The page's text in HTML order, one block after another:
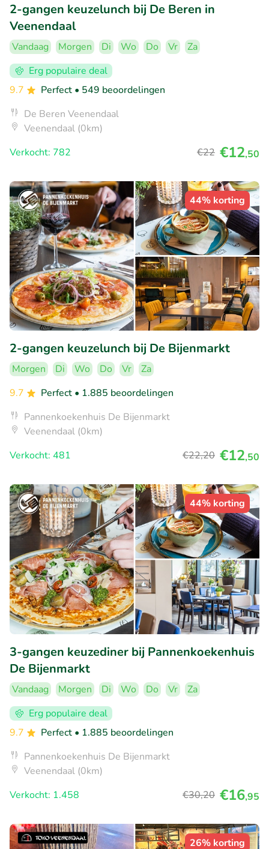
2-gangen keuzelunch bij De Beren in
Veenendaal
Vandaag Morgen Di Wo Do Vr
Za
Erg populaire deal
9.7
Perfect • 549 beoordelingen
De Beren Veenendaal
Veenendaal (0km)
Verkocht: 782
€22 €12,50
44% korting
2-gangen keuzelunch bij De Bijenmarkt
Morgen Di Wo Do Vr
Za
9.7
Perfect • 1.885 beoordelingen
Pannenkoekenhuis De Bijenmarkt
Veenendaal (0km)
Verkocht: 481
€22,20 €12,50
44% korting
3-gangen keuzediner bij Pannenkoekenhuis
De Bijenmarkt
Vandaag Morgen Di Wo Do Vr
Za
Erg populaire deal
9.7
Perfect • 1.885 beoordelingen
Pannenkoekenhuis De Bijenmarkt
Veenendaal (0km)
Verkocht: 1.458
€30,20 €16,95
26% korting